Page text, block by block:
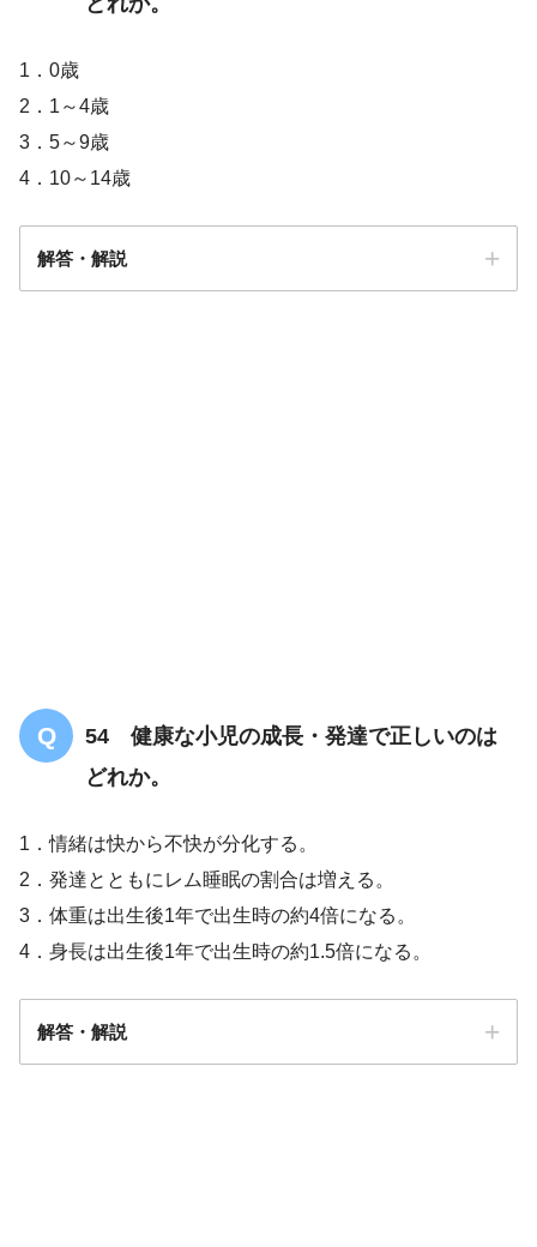
1．0歳
2．1～4歳
3．5～9歳
4．10～14歳
解答・解説
54 健康な小児の成長・発達で正しいのは
どれか。
1．情緒は快から不快が分化する。
2．発達とともにレム睡眠の割合は増える。
3．体重は出生後1年で出生時の約4倍になる。
4．身長は出生後1年で出生時の約1.5倍になる。
解答・解説